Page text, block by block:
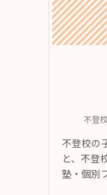
不登
不登校の
と、不登
塾・個別